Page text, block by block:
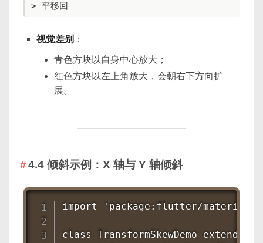
> 平移回
视觉差别 ：
青色方块以自身中心放大；
红色方块以左上角放大，会朝右下方向扩
展。
4.4 倾斜示例：X 轴与 Y 轴倾斜
import 'package:flutter/
class TransformSkewDemo extends